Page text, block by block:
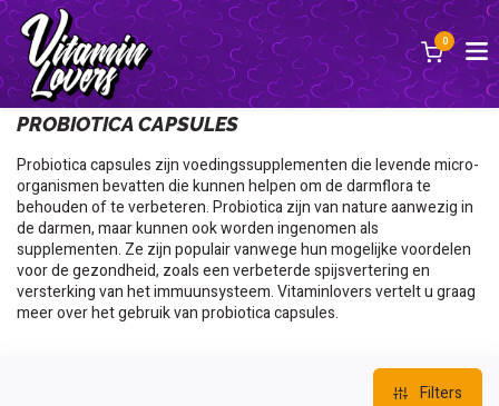
0
Terug
PROBIOTICA CAPSULES
Probiotica capsules zijn voedingssupplementen die levende micro-
organismen bevatten die kunnen helpen om de darmflora te
behouden of te verbeteren. Probiotica zijn van nature aanwezig in
de darmen, maar kunnen ook worden ingenomen als
supplementen. Ze zijn populair vanwege hun mogelijke voordelen
voor de gezondheid, zoals een verbeterde spijsvertering en
versterking van het immuunsysteem. Vitaminlovers vertelt u graag
meer over het gebruik van probiotica capsules.
Filters